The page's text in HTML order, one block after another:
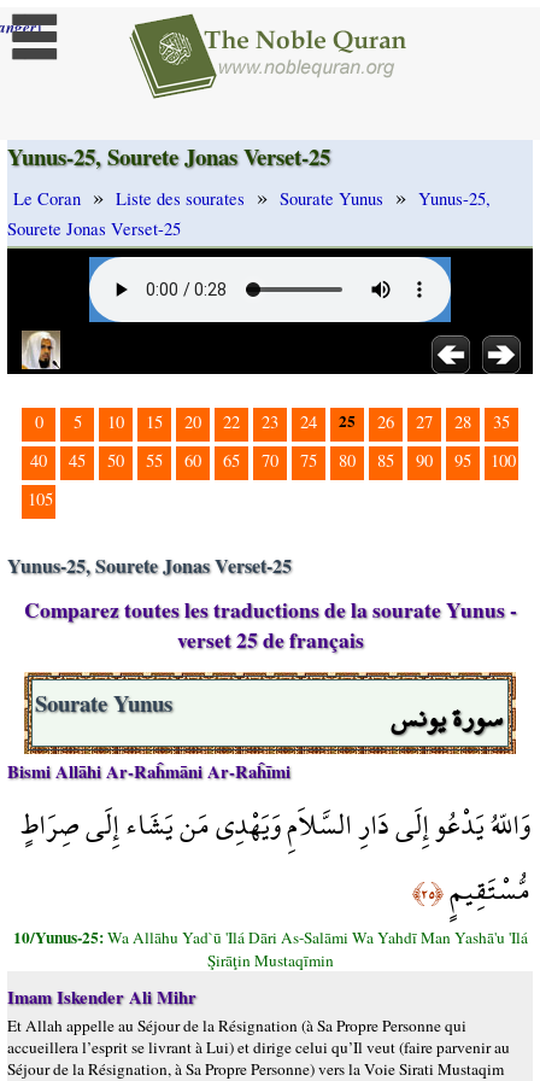
]
Yunus-25, Sourete Jonas Verset-25
Le Coran » Liste des sourates » Sourate Yunus » Yunus-25,
Sourete Jonas Verset-25
0 5 10 15 20 22 23 24 25 26 27 28
35
40
45 50 55 60 65 70 75 80 85 90 95
100
105
Yunus-25, Sourete Jonas Verset-25
Comparez toutes les traductions de la sourate Yunus -
verset 25 de français
سورة يونس Sourate Yunus
Bismi Allāhi Ar-Raĥmāni Ar-Raĥīmi
وَاللّهُ يَدْعُو إِلَى دَارِ السَّلاَمِ وَيَهْدِي مَن يَشَاء إِلَى صِرَاطٍ
مُّسْتَقِيمٍ﴿٢٥﴾
10/Yunus-25:Wa Allāhu Yad`ū 'Ilá Dāri As-Salāmi Wa Yahdī Man Yashā'u 'Ilá
Şirāţin Mustaqīmin
Imam Iskender Ali Mihr
Et Allah appelle au Séjour de la Résignation (à Sa Propre Personne qui
accueillera l’esprit se livrant à Lui) et dirige celui qu’Il veut (faire parvenir au
Séjour de la Résignation, à Sa Propre Personne) vers la Voie Sirati Mustaqim